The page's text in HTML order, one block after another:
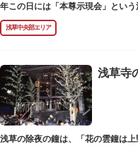
年この日には「本尊示現会」とい
札」と呼ばれる赤いお札が授与され
浅草中央部エリア
浅草寺
浅草の除夜の鐘は、「花の雲鐘は